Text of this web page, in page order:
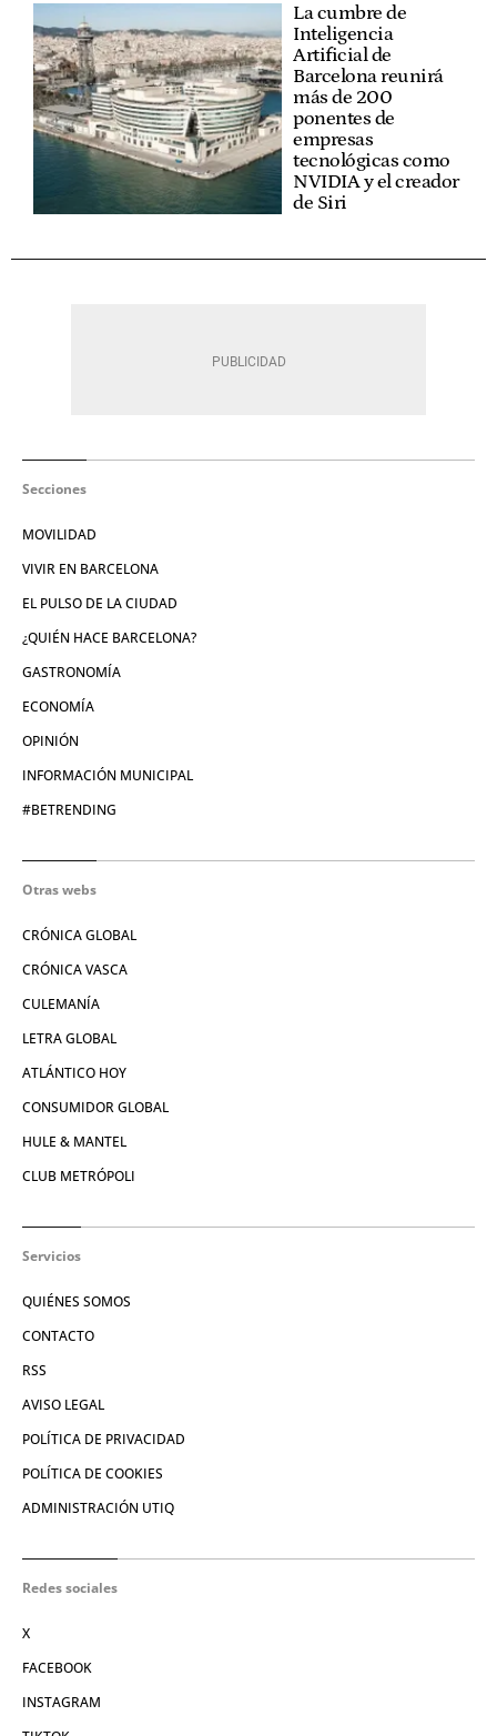
La cumbre de
Inteligencia
Artificial de
Barcelona reunirá
más de 200
ponentes de
empresas
tecnológicas como
NVIDIA y el creador
de Siri
Secciones
MOVILIDAD
VIVIR EN BARCELONA
EL PULSO DE LA CIUDAD
¿QUIÉN HACE BARCELONA?
GASTRONOMÍA
ECONOMÍA
OPINIÓN
INFORMACIÓN MUNICIPAL
#BETRENDING
Otras webs
CRÓNICA GLOBAL
CRÓNICA VASCA
CULEMANÍA
LETRA GLOBAL
ATLÁNTICO HOY
CONSUMIDOR GLOBAL
HULE & MANTEL
CLUB METRÓPOLI
Servicios
QUIÉNES SOMOS
CONTACTO
RSS
AVISO LEGAL
POLÍTICA DE PRIVACIDAD
POLÍTICA DE COOKIES
ADMINISTRACIÓN UTIQ
Redes sociales
X
FACEBOOK
INSTAGRAM